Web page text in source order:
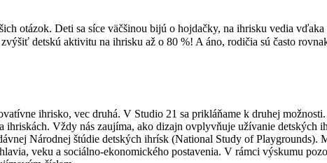
otázok. Deti sa síce väčšinou bijú o hojdačky, na ihrisku vedia
detskú aktivitu na ihrisku až o 80 %! A áno, rodičia sú často
ihrisko, vec druhá. V Studio 21 sa prikláňame k druhej
ihriskách. Vždy nás zaujíma, ako dizajn ovplyvňuje užívanie detských
Národnej štúdie detských ihrísk (National Study of
veku a sociálno-ekonomického postavenia. V rámci výskumu